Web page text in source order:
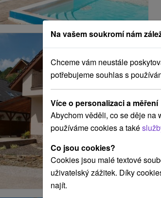
Na vašem soukromí nám
Chceme vám neustále
potřebujeme souhlas s
Více o personalizaci a měření
Abychom věděli, co se děje na
používáme cookies a také
Co jsou cookies?
Cookies jsou malé textové
uživatelský zážitek. Díky
najít.